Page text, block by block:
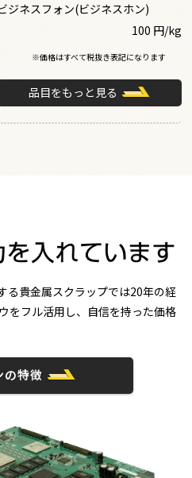
ジネスフォン(ビジネスホン)
100 円/kg
※価格はすべて税抜き表記になります
品目をもっと見る
る貴金属スクラップでは20年の経
をフル活用し、自信を持った価格
の特徴